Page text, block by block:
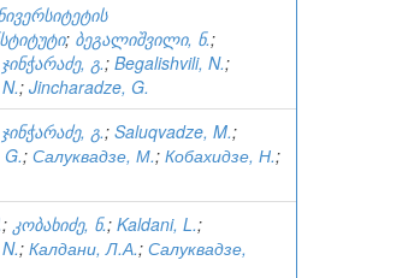
; ბეგალიშვილი, ნ.;
ჯინჭარაძე, გ.; Begalishvili, N.;
; Jincharadze, G.
ჯინჭარაძე, გ.; Saluqvadze, M.;
; Салуквадзе, М.; Кобахидзе, Н.;
; კობახიძე, ნ.; Kaldani, L.;
; Калдани, Л.А.; Салуквадзе,